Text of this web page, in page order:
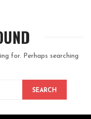
for. Perhaps searching
SEARCH